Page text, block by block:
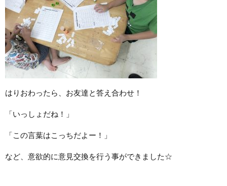
はりおわったら、お友達と答え合わせ！
「いっしょだね！」
「この言葉はこっちだよー！」
など、意欲的に意見交換を行う事ができました☆